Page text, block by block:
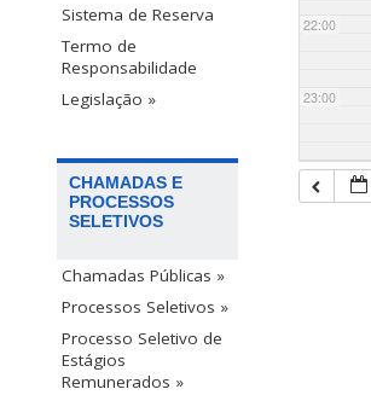
Sistema de Reserva
Termo de
Responsabilidade
Legislação »
CHAMADAS E
PROCESSOS
SELETIVOS
Chamadas Públicas »
Processos Seletivos »
Processo Seletivo de
Estágios
Remunerados »
22:00
23:00